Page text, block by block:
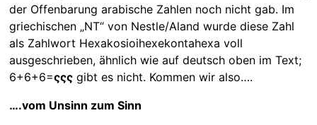
der Offenbarung arabische Zahlen noch nicht gab. Im
griechischen „NT“ von Nestle/Aland wurde diese Zahl
als Zahlwort Hexakosioihexekontahexa voll
ausgeschrieben, ähnlich wie auf deutsch oben im Text;
6+6+6=ςςςgibt es nicht. Kommen wir also….
….vom Unsinn zum Sinn